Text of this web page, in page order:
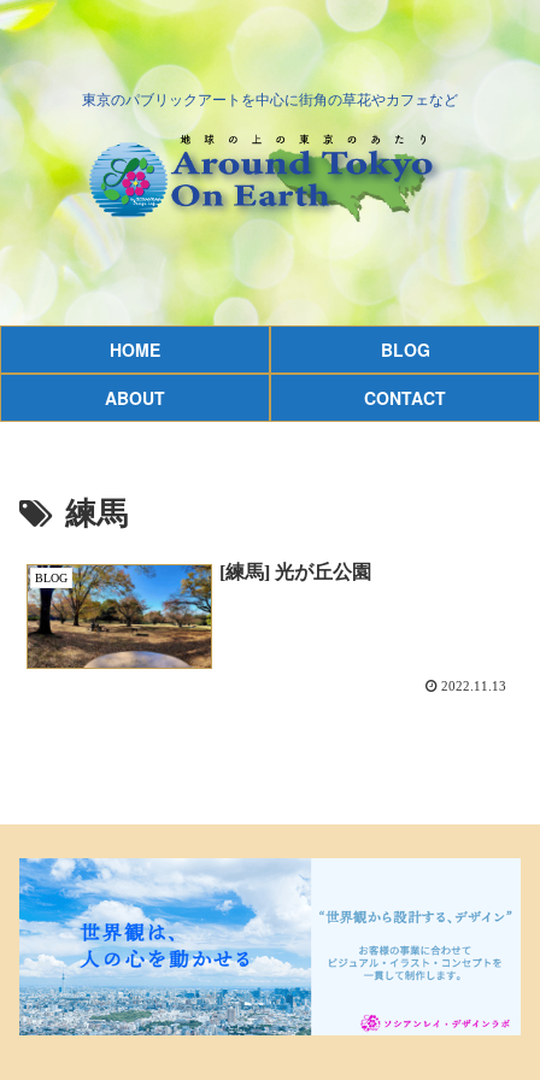
東京のパブリックアートを中心に街角の草花やカフェなど
HOME
BLOG
ABOUT
CONTACT
練馬
BLOG [練馬] 光が丘公園
2022.11.13